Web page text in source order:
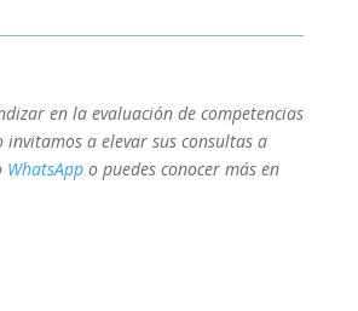
en la evaluación de competencias
invitamos a elevar sus consultas a
WhatsAppo puedes conocer más en